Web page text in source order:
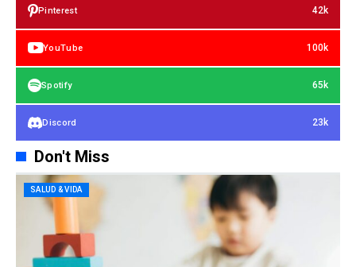
Pinterest 42k
YouTube 100k
Spotify 65k
Discord 23k
Don't Miss
SALUD & VIDA